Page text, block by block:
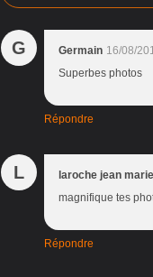
G Germain 16/08/
Superbes photos
Répondre
L laroche jean marie
magnifique tes
Répondre